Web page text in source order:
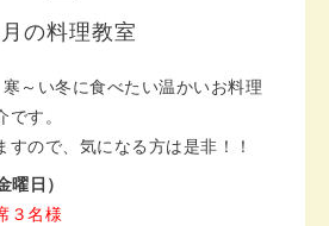
の料理教室
～い冬に食べたい温かいお料理
す。
すので、気になる方は是非！！
日）
３名様